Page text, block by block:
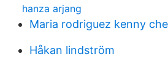
hanza arjang
Maria rodriguez kenny
Håkan lindström